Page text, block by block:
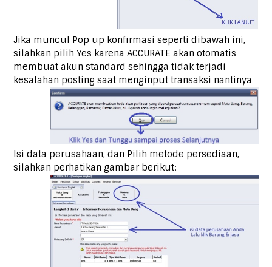
Jika muncul Pop up konfirmasi seperti dibawah ini,
silahkan pilih Yes karena ACCURATE akan otomatis
membuat akun standard sehingga tidak terjadi
kesalahan posting saat menginput transaksi nantinya
Isi data perusahaan, dan Pilih metode persediaan,
silahkan perhatikan gambar berikut: